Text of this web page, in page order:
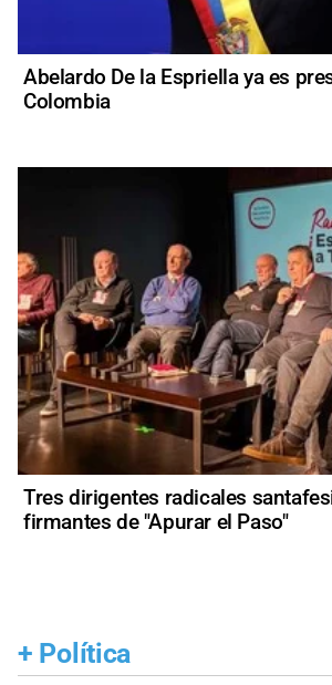
Abelardo De la Espriella ya es
Colombia
Tres dirigentes radicales
firmantes de "Apurar el Paso"
+ Política